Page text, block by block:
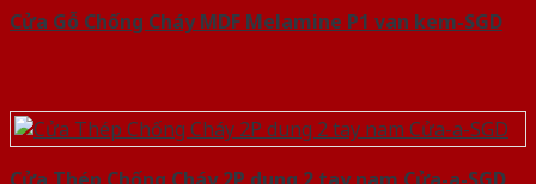
Cửa Gỗ Chống Cháy MDF Melamine P1 van kem-SGD